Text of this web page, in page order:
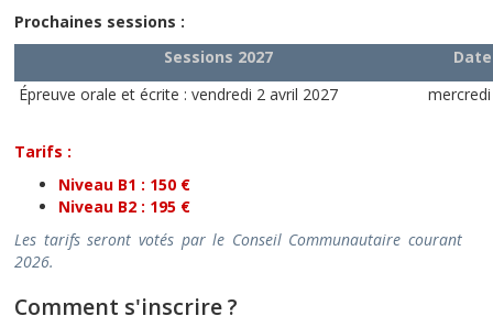
Prochaines sessions :
Sessions 2027
Épreuve orale et écrite : vendredi 2 avril 2027
Tarifs :
Niveau B1 : 150 €
Niveau B2 : 195 €
Les tarifs seront votés par le Conseil Communautaire courant
2026.
Comment s'inscrire ?